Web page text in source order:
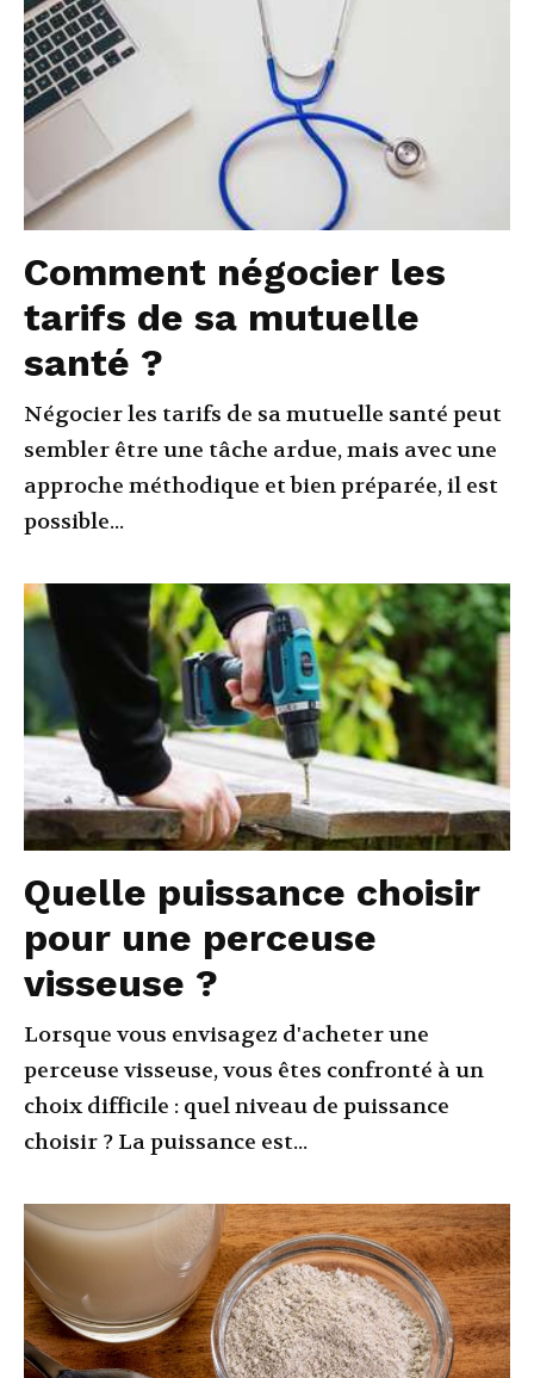
Comment négocier les
tarifs de sa mutuelle
santé ?
Négocier les tarifs de sa mutuelle santé peut
sembler être une tâche ardue, mais avec une
approche méthodique et bien préparée, il est
possible...
Quelle puissance choisir
pour une perceuse
visseuse ?
Lorsque vous envisagez d'acheter une
perceuse visseuse, vous êtes confronté à un
choix difficile : quel niveau de puissance
choisir ? La puissance est...